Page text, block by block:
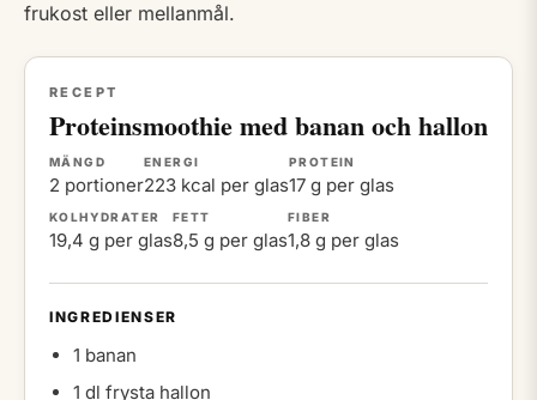
frukost eller mellanmål.
RECEPT
Proteinsmoothie med banan och hallon
MÄNGD
2 portioner
ENERGI
223 kcal per glas
PROTEIN
17 g per glas
KOLHYDRATER
19,4 g per glas
FETT
8,5 g per glas
FIBER
1,8 g per glas
INGREDIENSER
1 banan
1 dl frysta hallon